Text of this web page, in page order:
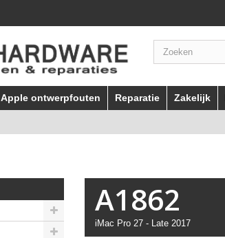
Apple ontwerpfouten Reparatie Zakelijk
A1862
iMac Pro 27 - Late 2017